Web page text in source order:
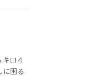
ロ４
に困る